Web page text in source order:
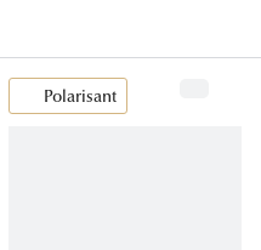
Polarisant